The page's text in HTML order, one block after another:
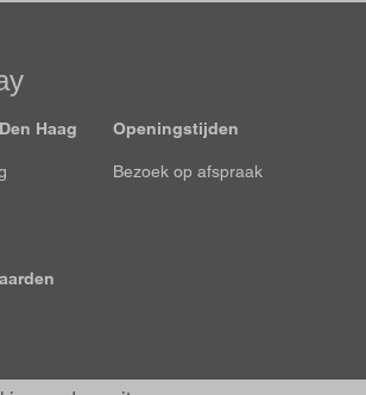
Haag
Openingstijden
Bezoek op afspraak